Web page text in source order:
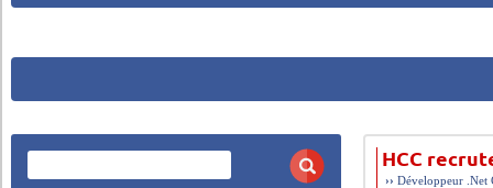
HCC
››Développeur .Net